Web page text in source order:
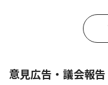
意見広告・議会報告